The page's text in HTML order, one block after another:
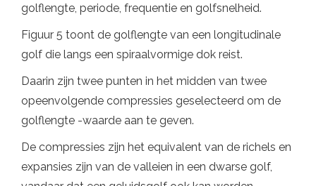
golflengte, periode, frequentie en golfsnelheid.
Figuur 5 toont de golflengte van een longitudinale
golf die langs een spiraalvormige dok reist.
Daarin zijn twee punten in het midden van twee
opeenvolgende compressies geselecteerd om de
golflengte -waarde aan te geven.
De compressies zijn het equivalent van de richels en
expansies zijn van de valleien in een dwarse golf,